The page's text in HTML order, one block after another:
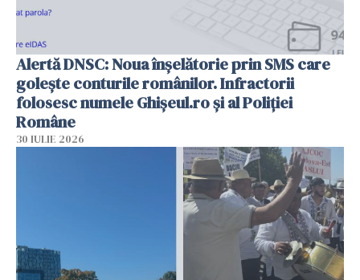
Alertă DNSC: Noua înșelătorie prin SMS care
golește conturile românilor. Infractorii
folosesc numele Ghișeul.ro și al Poliției
Române
30 IULIE 2026